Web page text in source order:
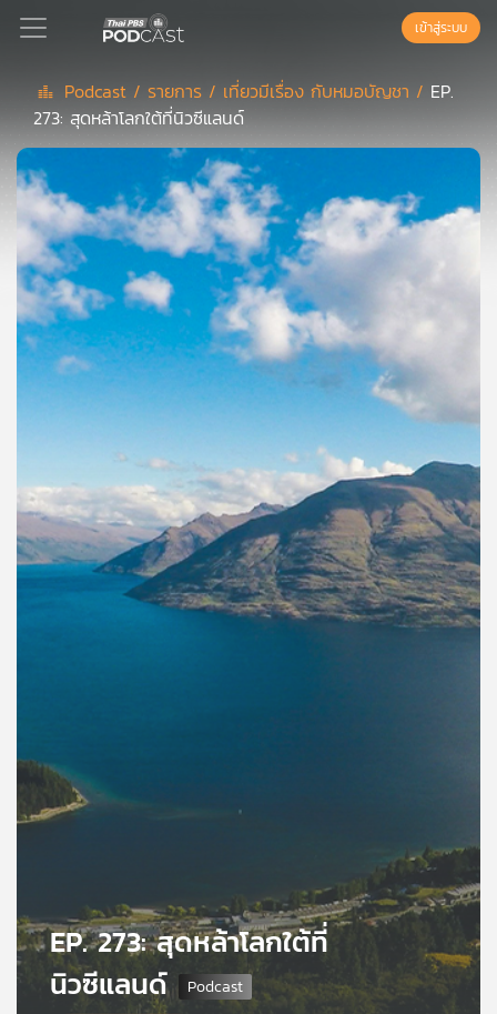
Podcast
เพล
ย์
ลิ
สต์
แนะนำ
เพล
ของ
คุณ
ข่าว
กิจกรรม
กับ
เรา
เข้าสู่ระบบ
Podcast / รายการ / เที่ยวมีเรื่อง กับหมอบัญชา / EP.
273: สุดหล้าโลกใต้ที่นิวซีแลนด์
EP. 273: สุดหล้าโลกใต้ที่
นิวซีแลนด์